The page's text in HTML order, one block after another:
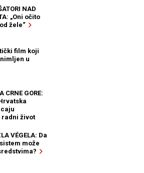
NAD
„Oni očito
žele“
film koji
u
CRNE GORE:
radni život
VÉGELA: Da
može